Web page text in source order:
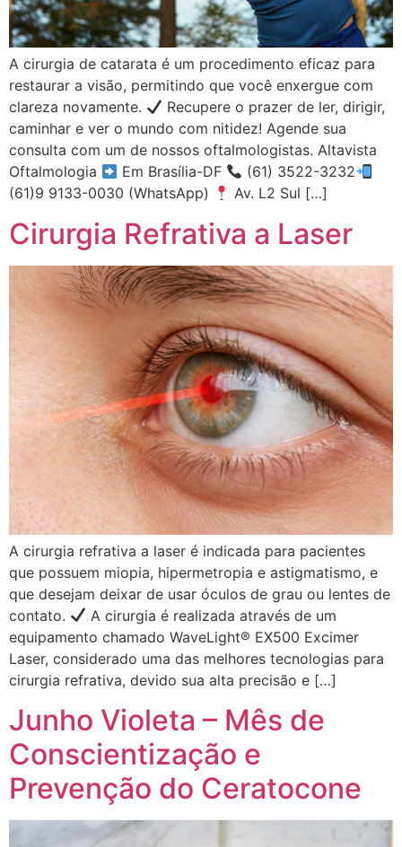
A cirurgia de catarata é um procedimento eficaz para
restaurar a visão, permitindo que você enxergue com
clareza novamente.
Recupere o prazer de ler, dirigir,
caminhar e ver o mundo com nitidez! Agende sua
consulta com um de nossos oftalmologistas. Altavista
Oftalmologia
Em Brasília-DF
(61) 3522-3232
(61)9 9133-0030 (WhatsApp)
Av. L2 Sul […]
Cirurgia Refrativa a Laser
A cirurgia refrativa a laser é indicada para pacientes
que possuem miopia, hipermetropia e astigmatismo, e
que desejam deixar de usar óculos de grau ou lentes de
contato.
A cirurgia é realizada através de um
equipamento chamado WaveLight® EX500 Excimer
Laser, considerado uma das melhores tecnologias para
cirurgia refrativa, devido sua alta precisão e […]
Junho Violeta – Mês de
Conscientização e
Prevenção do Ceratocone